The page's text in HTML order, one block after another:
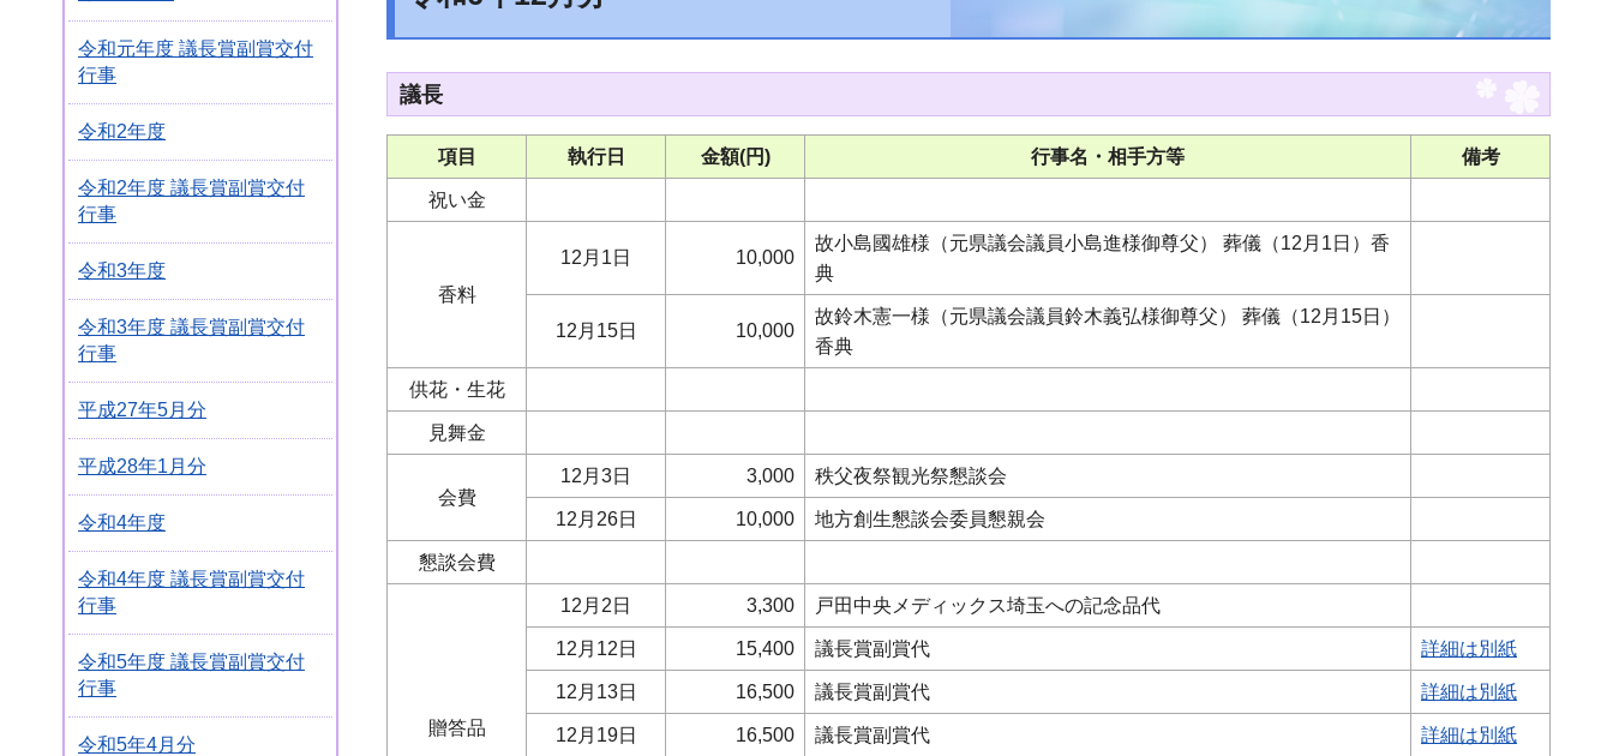
令和元年度 議長賞副賞交付
行事
令和2年度
令和2年度 議長賞副賞交付
行事
令和3年度
令和3年度 議長賞副賞交付
行事
平成27年5月分
平成28年1月分
令和4年度
令和4年度 議長賞副賞交付
行事
令和5年度 議長賞副賞交付
行事
令和5年4月分
議長
項目 執行日 金額(円) 行事名・相手方等 備考
祝い金
香料
12月1日 10,000
故小島國雄様（元県議会議員小島進様御尊父） 葬儀（12月1日）香
典
12月15日 10,000
故鈴木憲一様（元県議会議員鈴木義弘様御尊父） 葬儀（12月15日）
香典
供花・生花
見舞金
会費
12月3日 3,000 秩父夜祭観光祭懇談会
12月26日 10,000 地方創生懇談会委員懇親会
懇談会費
贈答品
12月2日 3,300 戸田中央メディックス埼玉への記念品代
12月12日 15,400 議長賞副賞代 詳細は別紙
12月13日 16,500 議長賞副賞代 詳細は別紙
12月19日 16,500 議長賞副賞代 詳細は別紙